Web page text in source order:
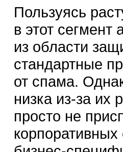
Пользуясь
в этот сегмент
из области
стандартные
от спама.
низка из-заих
просто не
корпоративных